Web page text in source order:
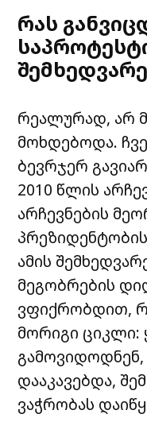
რას
შემხედვარე
რეალურად, არ
მოხდებოდა.
ბევრჯერ
2010 წლის
არჩევნების
ამის
მეგობრების
ვფიქრობდით,
მორიგი ციკლი:
დააკავებდა,
ვაჭრობას